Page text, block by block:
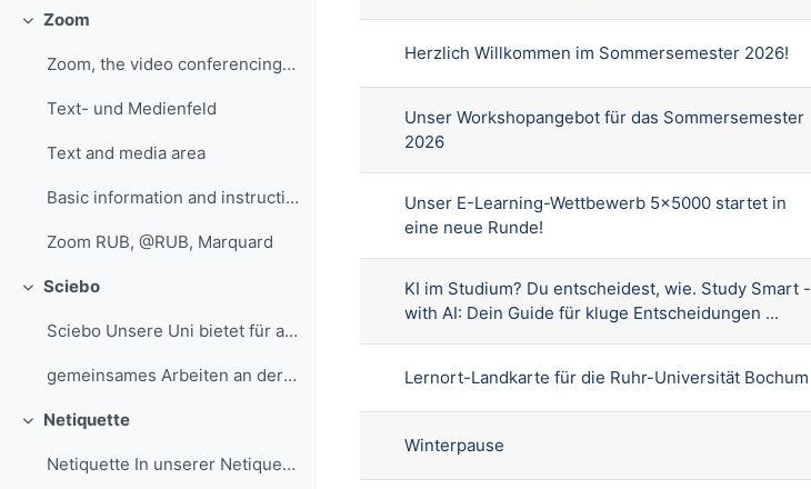
Einklappen
Zoom
Zoom, the video conferencing service at the RUB
Text- und Medienfeld
Text and media area
Basic information and instructions on Zoom can be ...
Zoom RUB, @RUB, Marquard
Einklappen
Sciebo
Sciebo Unsere Uni bietet für alle Mitarbeiter/inne...
gemeinsames Arbeiten an der RUB, @RUB, Marquard
Einklappen
Netiquette
Netiquette In unserer Netiquette kannst du alle re...
Herzlich Willkommen im Sommersemester 2026!
Unser Workshopangebot für das Sommersemester
2026
Unser E-Learning-Wettbewerb 5x5000 startet in
eine neue Runde!
KI im Studium? Du entscheidest, wie. Study Smart -
with AI: Dein Guide für kluge Entscheidungen ...
Lernort-Landkarte für die Ruhr-Universität Bochum
Winterpause